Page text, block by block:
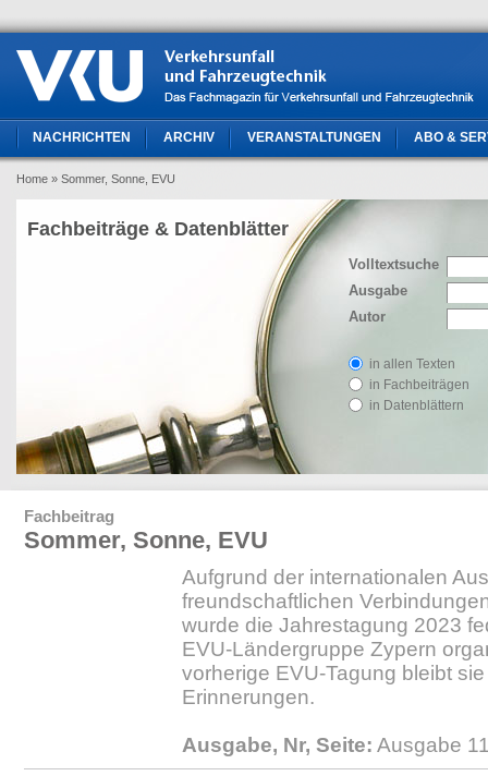
NACHRICHTEN ARCHIV VERANSTALTUNGEN ABO &
Home » Sommer, Sonne, EVU
Volltextsuche
Ausgabe
Autor
in allen Texten
in Fachbeiträgen
in Datenblättern
Fachbeiträge & Datenblätter
Fachbeitrag
Sommer, Sonne, EVU
Aufgrund der internationalen
freundschaftlichen
wurde die Jahrestagung 2023
EVU-Ländergruppe Zypern
vorherige EVU-Tagung bleibt
Erinnerungen.
Ausgabe, Nr, Seite: Ausgabe